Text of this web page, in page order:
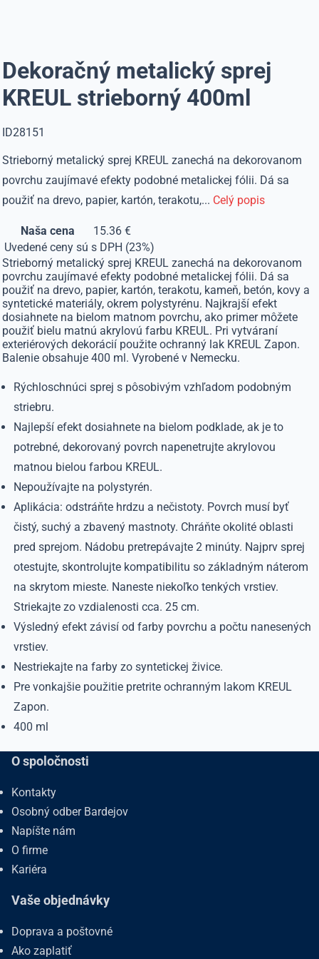
Dekoračný metalický sprej
KREUL strieborný 400ml
ID28151
Strieborný metalický sprej KREUL zanechá na dekorovanom
povrchu zaujímavé efekty podobné metalickej fólii. Dá sa
použiť na drevo, papier, kartón, terakotu,... Celý popis
Naša cena
15.36 €
Uvedené ceny sú s DPH (23%)
Strieborný metalický sprej KREUL zanechá na dekorovanom
povrchu zaujímavé efekty podobné metalickej fólii. Dá sa
použiť na drevo, papier, kartón, terakotu, kameň, betón, kovy a
syntetické materiály, okrem polystyrénu. Najkrajší efekt
dosiahnete na bielom matnom povrchu, ako primer môžete
použiť bielu matnú akrylovú farbu KREUL. Pri vytváraní
exteriérových dekorácií použite ochranný lak KREUL Zapon.
Balenie obsahuje 400 ml. Vyrobené v Nemecku.
Rýchloschnúci sprej s pôsobivým vzhľadom podobným
striebru.
Najlepší efekt dosiahnete na bielom podklade, ak je to
potrebné, dekorovaný povrch napenetrujte akrylovou
matnou bielou farbou KREUL.
Nepoužívajte na polystyrén.
Aplikácia: odstráňte hrdzu a nečistoty. Povrch musí byť
čistý, suchý a zbavený mastnoty. Chráňte okolité oblasti
pred sprejom. Nádobu pretrepávajte 2 minúty. Najprv sprej
otestujte, skontrolujte kompatibilitu so základným náterom
na skrytom mieste. Naneste niekoľko tenkých vrstiev.
Striekajte zo vzdialenosti cca. 25 cm.
Výsledný efekt závisí od farby povrchu a počtu nanesených
vrstiev.
Nestriekajte na farby zo syntetickej živice.
Pre vonkajšie použitie pretrite ochranným lakom KREUL
Zapon.
400 ml
O spoločnosti
Kontakty
Osobný odber Bardejov
Napíšte nám
O firme
Kariéra
Vaše objednávky
Doprava a poštovné
Ako zaplatiť